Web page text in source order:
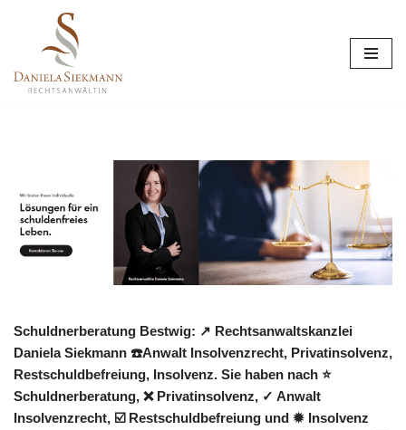
Inhalt
springen
Schuldnerberatung Bestwig: ↗️ Rechtsanwaltskanzlei
Daniela Siekmann ☎️Anwalt Insolvenzrecht, Privatinsolvenz,
Restschuldbefreiung, Insolvenz. Sie haben nach ⭐
Schuldnerberatung, ❌ Privatinsolvenz, ✓ Anwalt
Insolvenzrecht, ☑️ Restschuldbefreiung und ✹ Insolvenz